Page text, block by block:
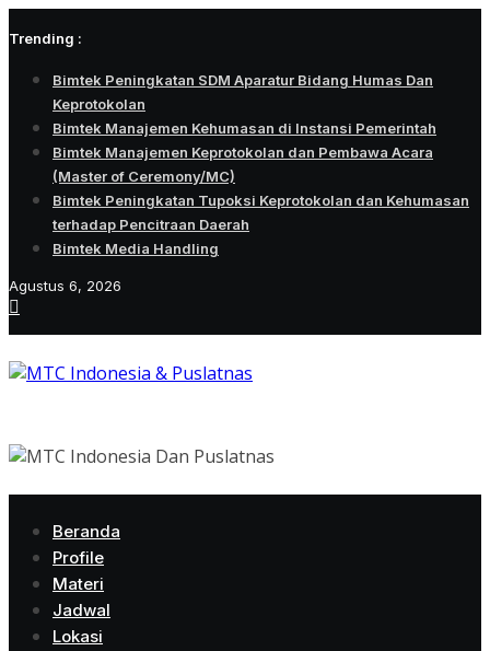
to
Trending :
Bimtek Peningkatan SDM Aparatur Bidang Humas Dan
Keprotokolan
Bimtek Manajemen Kehumasan di Instansi Pemerintah
Bimtek Manajemen Keprotokolan dan Pembawa Acara
(Master of Ceremony/MC)
Bimtek Peningkatan Tupoksi Keprotokolan dan Kehumasan
terhadap Pencitraan Daerah
Bimtek Media Handling
Agustus 6, 2026
Beranda
Profile
Materi
Jadwal
Lokasi